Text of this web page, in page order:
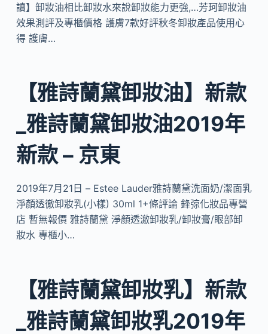
讀】卸妝油相比卸妝水來說卸妝能力更強,…芳珂卸妝油
效果測評及專櫃價格 護膚7款好評秋冬卸妝產品使用心
得 護膚…
【雅詩蘭黛卸妝油】新款
_雅詩蘭黛卸妝油2019年
新款 – 京東
2019年7月21日 – Estee Lauder雅詩蘭黛洗面奶/潔面乳
淨顏透徹卸妝乳(小樣) 30ml 1+條評論 鋒弶化妝品專營
店 暫無報價 雅詩蘭黛 淨顏透澈卸妝乳/卸妝膏/眼部卸
妝水 專櫃小…
【雅詩蘭黛卸妝乳】新款
_雅詩蘭黛卸妝乳2019年